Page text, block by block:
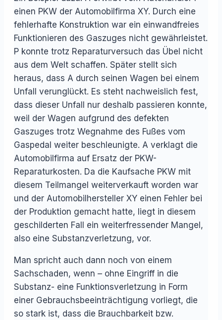
einen PKW der Automobilfirma XY. Durch eine
fehlerhafte Konstruktion war ein einwandfreies
Funktionieren des Gaszuges nicht gewährleistet.
P konnte trotz Reparaturversuch das Übel nicht
aus dem Welt schaffen. Später stellt sich
heraus, dass A durch seinen Wagen bei einem
Unfall verunglückt. Es steht nachweislich fest,
dass dieser Unfall nur deshalb passieren konnte,
weil der Wagen aufgrund des defekten
Gaszuges trotz Wegnahme des Fußes vom
Gaspedal weiter beschleunigte. A verklagt die
Automobilfirma auf Ersatz der PKW-
Reparaturkosten. Da die Kaufsache PKW mit
diesem Teilmangel weiterverkauft worden war
und der Automobilhersteller XY einen Fehler bei
der Produktion gemacht hatte, liegt in diesem
geschilderten Fall ein weiterfressender Mangel,
also eine Substanzverletzung, vor.
Man spricht auch dann noch von einem
Sachschaden, wenn – ohne Eingriff in die
Substanz- eine Funktionsverletzung in Form
einer Gebrauchsbeeinträchtigung vorliegt, die
so stark ist, dass die Brauchbarkeit bzw.